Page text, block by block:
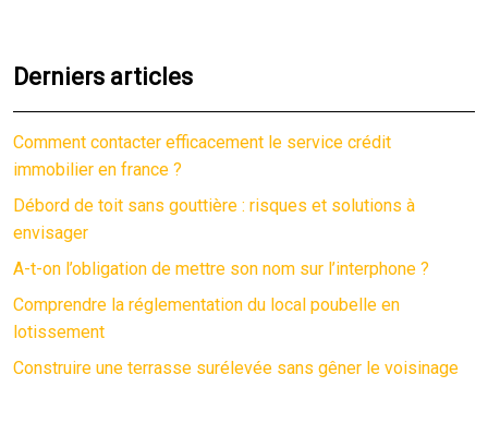
Derniers articles
Comment contacter efficacement le service crédit
immobilier en france ?
Débord de toit sans gouttière : risques et solutions à
envisager
A-t-on l’obligation de mettre son nom sur l’interphone ?
Comprendre la réglementation du local poubelle en
lotissement
Construire une terrasse surélevée sans gêner le voisinage